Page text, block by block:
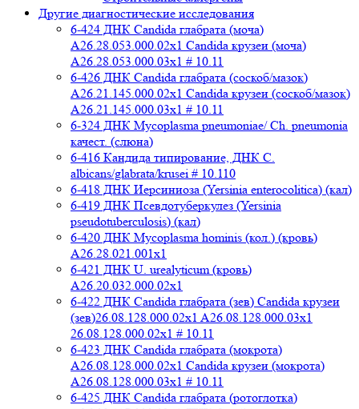
Другие диагностические исследования
6-424 ДНК Candida глабрата (моча)
A26.28.053.000.02x1 Candida крузеи (моча)
A26.28.053.000.03x1 # 10.11
6-426 ДНК Candida глабрата (соскоб/мазок)
A26.21.145.000.02x1 Candida крузеи (соскоб/мазок)
A26.21.145.000.03x1 # 10.11
6-324 ДНК Mycoplasma pneumoniae/ Ch. pneumonia
качест. (слюна)
6-416 Кандида типирование, ДНК C.
albicans/glabrata/krusei # 10.110
6-418 ДНК Иерсиниоза (Yersinia enterocolitica) (кал)
6-419 ДНК Псевдотуберкулез (Yersinia
pseudotuberculosis) (кал)
6-420 ДНК Mycoplasma hominis (кол.) (кровь)
A26.28.021.001x1
6-421 ДНК U. urealyticum (кровь)
A26.20.032.000.02х1
6-422 ДНК Candida глабрата (зев) Candida крузеи
(зев)26.08.128.000.02x1 A26.08.128.000.03x1
26.08.128.000.02x1 # 10.11
6-423 ДНК Candida глабрата (мокрота)
A26.08.128.000.02x1 Candida крузеи (мокрота)
A26.08.128.000.03x1 # 10.11
6-425 ДНК Candida глабрата (ротоглотка)